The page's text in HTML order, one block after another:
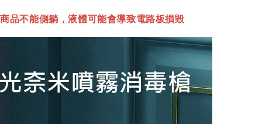
品不能側躺，液體可能會導致電路板損毀